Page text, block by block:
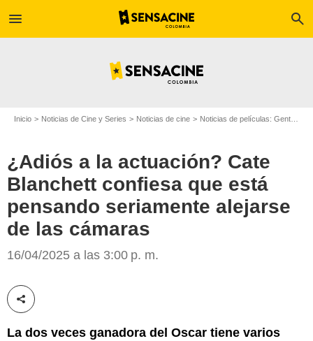
menu search
Inicio Noticias de Cine y Series Noticias de cine Noticias de películas: Gente
¿Adiós a la actuación? Cate
Blanchett confiesa que está
pensando seriamente alejarse
de las cámaras
16/04/2025 a las 3:00 p. m.
Compartir esta noticia
La dos veces ganadora del Oscar tiene varios